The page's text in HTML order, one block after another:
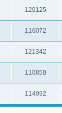
120125
116072
121342
110850
114992